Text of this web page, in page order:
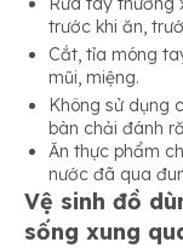
trước khi ăn,
Cắt, tỉa móng
mũi, miệng.
Không sử dụng
bàn chải đánh
Ăn thực phẩm
nước đã qua
Vệ sinh đồ
sống xung